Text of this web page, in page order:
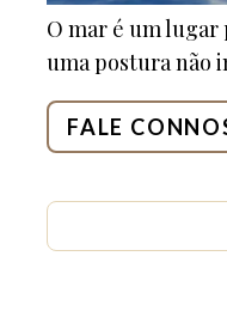
O mar é um lugar
uma postura não
FALE